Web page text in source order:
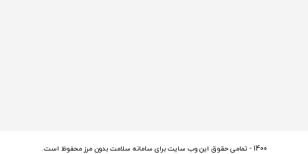
1400 - تمامی حقوق این وب سایت برای سامانه سلامت بدون مرز محفوظ است.